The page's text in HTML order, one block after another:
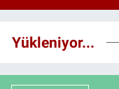
Yükleniyor...